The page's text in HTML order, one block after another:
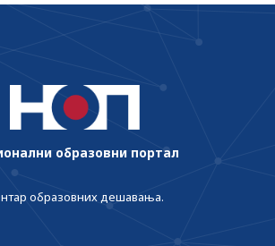
образовни портал
образовних дешавања.